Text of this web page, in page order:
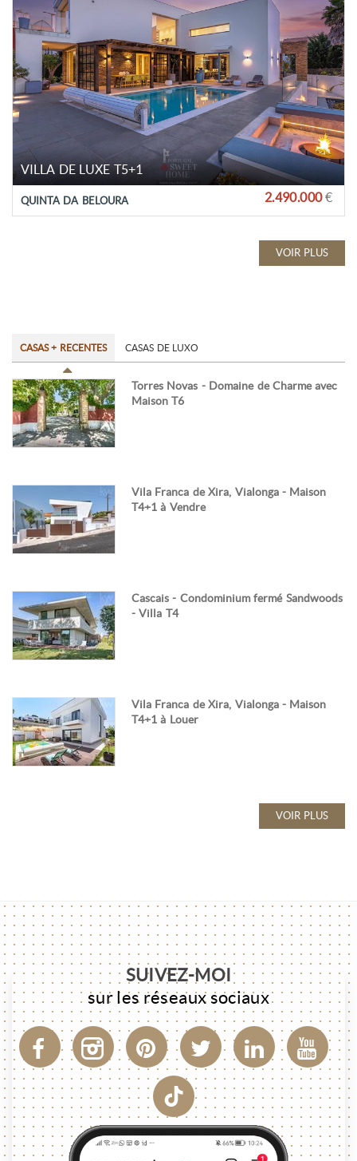
VILLA DE LUXE T5+1
QUINTA DA BELOURA 2.490.000€
VOIR PLUS
CASAS + RECENTES CASAS DE LUXO
Torres Novas - Domaine de Charme avec
Maison T6
Vila Franca de Xira, Vialonga - Maison
T4+1 à Vendre
Cascais - Condominium fermé Sandwoods
- Villa T4
Vila Franca de Xira, Vialonga - Maison
T4+1 à Louer
VOIR PLUS
SUIVEZ-MOI
sur les réseaux sociaux